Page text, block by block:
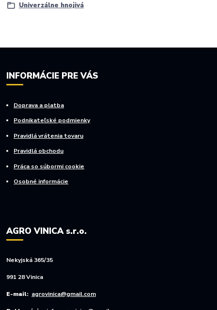
Univerzálne hnojivá
INFORMÁCIE PRE VÁS
Doprava a platba
Podnikateľské podmienky
Pravidlá vrátenia tovaru
Pravidlá obchodu
Práca so súbormi cookie
Osobné informácie
AGRO VINICA s.r.o.
Nekyjská 365/35
991 28 Vinica
E-mail: agrovinica@gmail.com